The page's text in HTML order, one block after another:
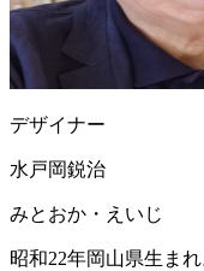
デザイナー
水戸岡鋭治
みとおか・えいじ
昭和22年岡山県生ま